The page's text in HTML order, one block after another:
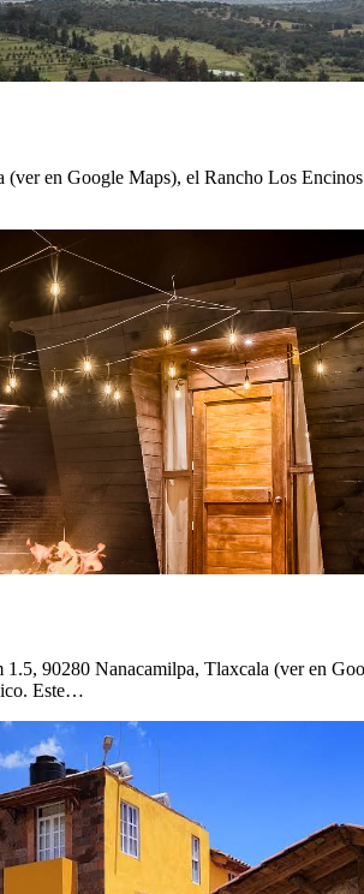
en Google Maps), el Rancho Los
90280 Nanacamilpa, Tlaxcala (ver en
Este…